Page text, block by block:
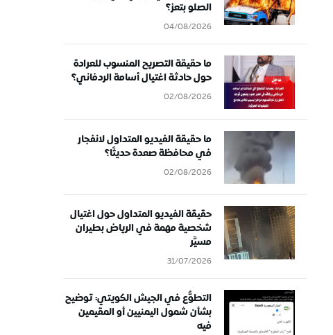
الصلو بتعز؟
04/08/2026
ما حقيقة التصريح المنسوب للعرادة
حول حادثة اغتيال أسامة الردفاني؟
02/08/2026
ما حقيقة الفيديو المتداول لانفجار
في محافظة صعدة حديثًا؟
02/08/2026
حقيقة الفيديو المتداول حول اغتيال
شخصية مهمة في الرياض بطيران
مسيَّر
31/07/2026
التطوُّع في الجيش الكويتي: توضيح
بشأن شمول اليمنيين أو المقيمين
فيه